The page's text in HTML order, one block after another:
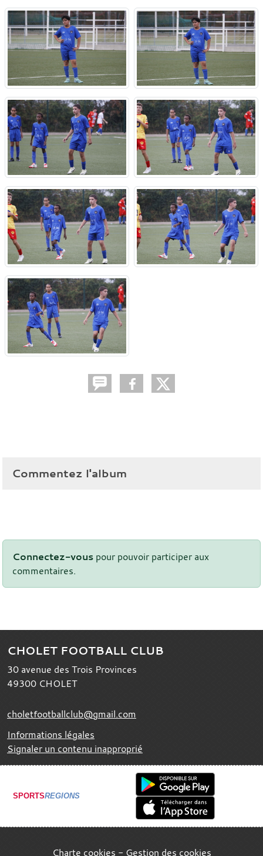
Commentez l'album
Connectez-vous pour pouvoir participer aux
commentaires.
CHOLET FOOTBALL CLUB
30 avenue des Trois Provinces
49300 CHOLET
choletfootballclub@gmail.com
Informations légales
Signaler un contenu inapproprié
SPORTSREGIONS
Charte cookies Gestion des cookies